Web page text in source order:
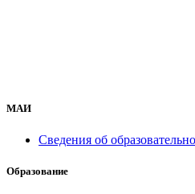
МАИ
Сведения об
Образование